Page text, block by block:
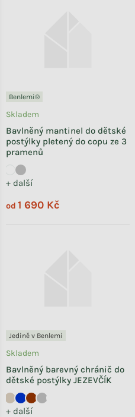
Benlemi®
Bavlněný mantinel do dětské
postýlky pletený do copu ze 3
pramenů
+ další
Skladem
od 1 690 Kč
Jedině v Benlemi
Bavlněný barevný chránič do
dětské postýlky JEZEVČÍK
+ další
Skladem